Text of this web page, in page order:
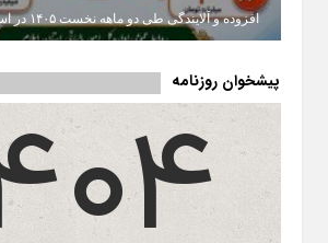
افزوده و آلایندگی طی دو ماهه نخست ۱۴۰۵ در استان ایلام
پیشخوان روزنامه